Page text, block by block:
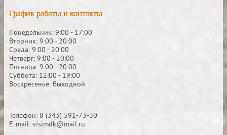
График работы и контакты
Понедельник: 9:00 - 17:00
Вторник: 9:00 - 20:00
Среда: 9:00 - 20:00
Четверг: 9:00 - 20:00
Пятница: 9:00 - 20:00
Суббота: 12:00 - 19:00
Воскресенье: Выходной
Телефон: 8 (343) 591-73-30
E-mail: visimdk@mail.ru